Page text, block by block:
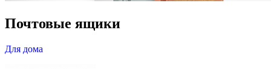
Почтовые ящики
Для дома